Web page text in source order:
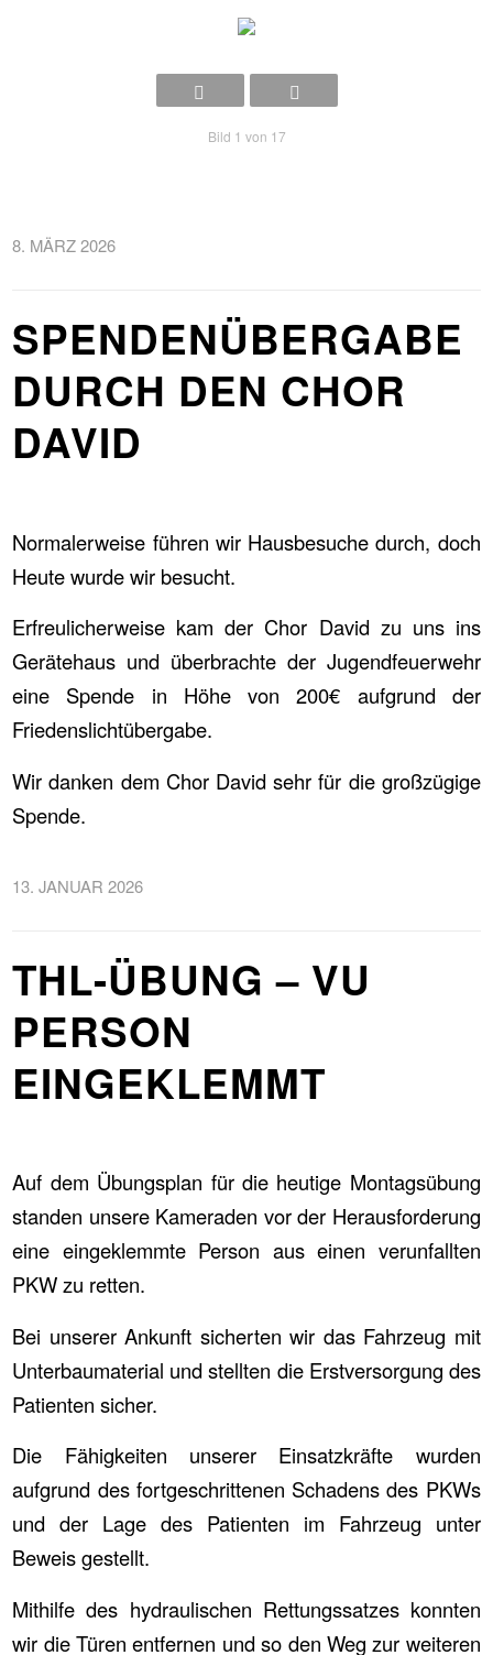
Bild 1 von 17
8. MÄRZ 2026
SPENDENÜBERGABE
DURCH DEN CHOR
DAVID
Normalerweise führen wir Hausbesuche durch, doch
Heute wurde wir besucht.
Erfreulicherweise kam der Chor David zu uns ins
Gerätehaus und überbrachte der Jugendfeuerwehr
eine Spende in Höhe von 200€ aufgrund der
Friedenslichtübergabe.
Wir danken dem Chor David sehr für die großzügige
Spende.
13. JANUAR 2026
THL-ÜBUNG – VU
PERSON
EINGEKLEMMT
Auf dem Übungsplan für die heutige Montagsübung
standen unsere Kameraden vor der Herausforderung
eine eingeklemmte Person aus einen verunfallten
PKW zu retten.
Bei unserer Ankunft sicherten wir das Fahrzeug mit
Unterbaumaterial und stellten die Erstversorgung des
Patienten sicher.
Die Fähigkeiten unserer Einsatzkräfte wurden
aufgrund des fortgeschrittenen Schadens des PKWs
und der Lage des Patienten im Fahrzeug unter
Beweis gestellt.
Mithilfe des hydraulischen Rettungssatzes konnten
wir die Türen entfernen und so den Weg zur weiteren